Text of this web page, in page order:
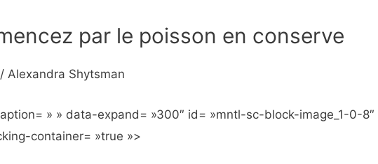
par le poisson en conserve
Alexandra Shytsman
» » data-expand= »300″ id= »mntl-sc-block-image_1-0-8″
container= »true »>